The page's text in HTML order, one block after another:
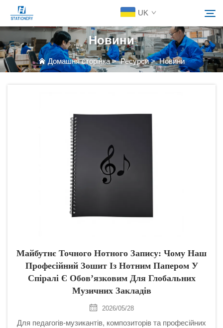
UK
Продукція
Індивідуальні Рішення
Зв’язатися з нами
Пошук
Новини
Домашня сторінка>Ресурси>Новини
Майбутнє Точного Нотного Запису: Чому Наш
Професійний Зошит Із Нотним Папером У
Спіралі Є Обов’язковим Для Глобальних
Музичних Закладів
2026/05/28
Для педагогів-музикантів, композиторів та професійних